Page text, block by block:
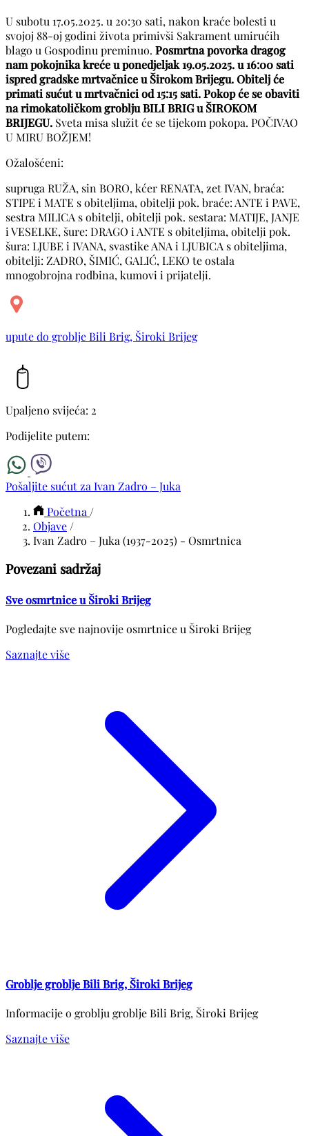
U subotu 17.05.2025. u 20:30 sati, nakon kraće bolesti u
svojoj 88-oj godini života primivši Sakrament umirućih
blago u Gospodinu preminuo. Posmrtna povorka dragog
nam pokojnika kreće u ponedjeljak 19.05.2025. u 16:00 sati
ispred gradske mrtvačnice u Širokom Brijegu. Obitelj će
primati sućut u mrtvačnici od 15:15 sati. Pokop će se obaviti
na rimokatoličkom groblju BILI BRIG u ŠIROKOM
BRIJEGU. Sveta misa služit će se tijekom pokopa. POČIVAO
U MIRU BOŽJEM!
Ožalošćeni:
supruga RUŽA, sin BORO, kćer RENATA, zet IVAN, braća:
STIPE i MATE s obiteljima, obitelji pok. braće: ANTE i PAVE,
sestra MILICA s obitelji, obitelji pok. sestara: MATIJE, JANJE
i VESELKE, šure: DRAGO i ANTE s obiteljima, obitelji pok.
šura: LJUBE i IVANA, svastike ANA i LJUBICA s obiteljima,
obitelji: ZADRO, ŠIMIĆ, GALIĆ, LEKO te ostala
mnogobrojna rodbina, kumovi i prijatelji.
upute do groblje Bili Brig, Široki Brijeg
Upaljeno svijeća: 2
Podijelite putem:
Pošaljite sućut za Ivan Zadro – Juka
Početna /
Objave /
Ivan Zadro – Juka (1937-2025) - Osmrtnica
Povezani sadržaj
Sve osmrtnice u Široki Brijeg
Pogledajte sve najnovije osmrtnice u Široki Brijeg
Saznajte više
Groblje groblje Bili Brig, Široki Brijeg
Informacije o groblju groblje Bili Brig, Široki Brijeg
Saznajte više